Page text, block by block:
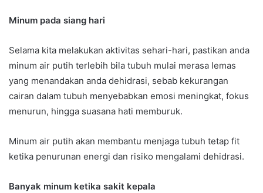
Minum pada siang hari
Selama kita melakukan aktivitas sehari-hari, pastikan anda
minum air putih terlebih bila tubuh mulai merasa lemas
yang menandakan anda dehidrasi, sebab kekurangan
cairan dalam tubuh menyebabkan emosi meningkat, fokus
menurun, hingga suasana hati memburuk.
Minum air putih akan membantu menjaga tubuh tetap fit
ketika penurunan energi dan risiko mengalami dehidrasi.
Banyak minum ketika sakit kepala